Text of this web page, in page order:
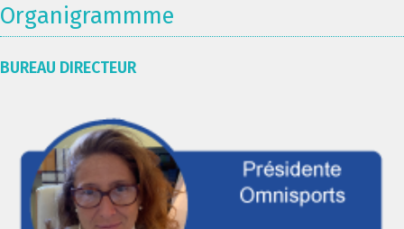
Organigrammme
BUREAU DIRECTEUR